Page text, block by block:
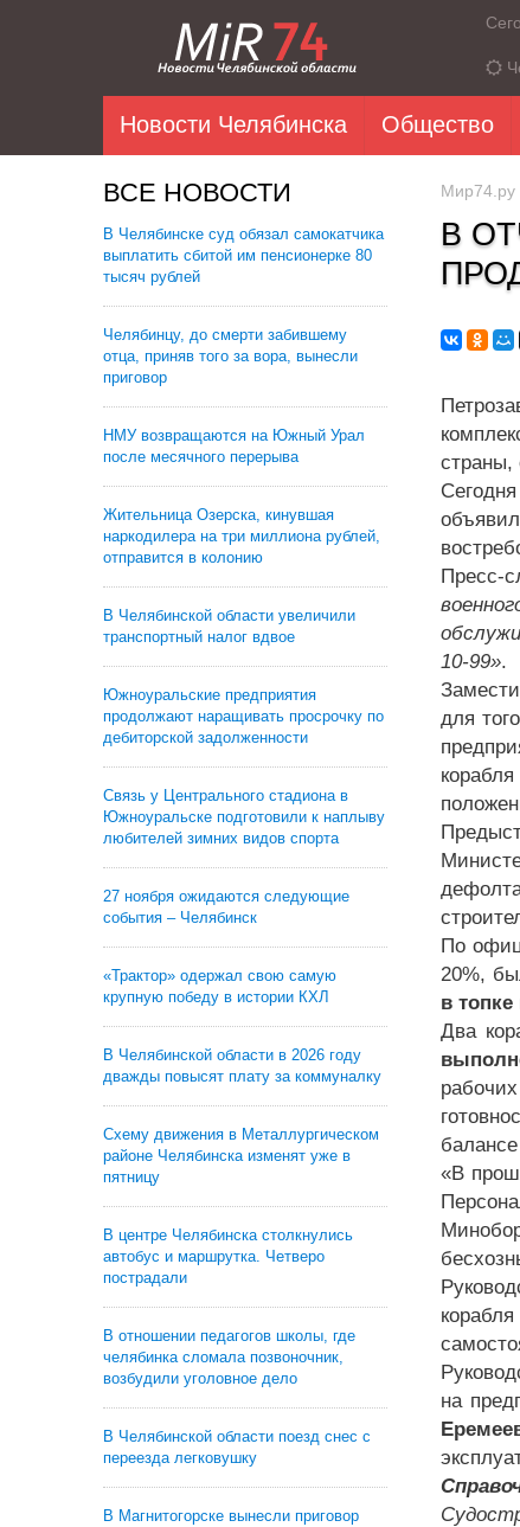
Новости Челябинска Общество
ВСЕ НОВОСТИ
В Челябинске суд обязал самокатчика
выплатить сбитой им пенсионерке 80
тысяч рублей
Челябинцу, до смерти забившему
отца, приняв того за вора, вынесли
приговор
НМУ возвращаются на Южный Урал
после месячного перерыва
Жительница Озерска, кинувшая
наркодилера на три миллиона рублей,
отправится в колонию
В Челябинской области увеличили
транспортный налог вдвое
Южноуральские предприятия
продолжают наращивать просрочку по
дебиторской задолженности
Связь у Центрального стадиона в
Южноуральске подготовили к наплыву
любителей зимних видов спорта
27 ноября ожидаются следующие
события – Челябинск
«Трактор» одержал свою самую
крупную победу в истории КХЛ
В Челябинской области в 2026 году
дважды повысят плату за коммуналку
Схему движения в Металлургическом
районе Челябинска изменят уже в
пятницу
В центре Челябинска столкнулись
автобус и маршрутка. Четверо
пострадали
В отношении педагогов школы, где
челябинка сломала позвоночник,
возбудили уголовное дело
В Челябинской области поезд снес с
переезда легковушку
В Магнитогорске вынесли приговор
Мир74.ру
В
страны,
Пресс-
10-99».
для
По
20%,
в
Два
«В
на